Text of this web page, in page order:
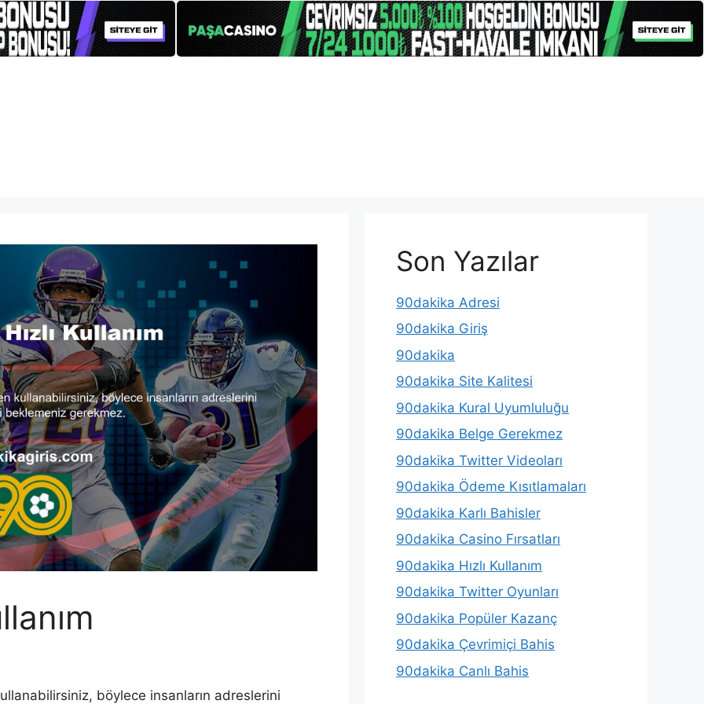
böylece insanların adreslerini
Son Yazılar
90dakika Adresi
90dakika Giriş
90dakika
90dakika Site Kalitesi
90dakika Kural Uyumluluğu
90dakika Belge Gerekmez
90dakika Twitter Videoları
90dakika Ödeme Kısıtlamaları
90dakika Karlı Bahisler
90dakika Casino Fırsatları
90dakika Hızlı Kullanım
90dakika Twitter Oyunları
90dakika Popüler Kazanç
90dakika Çevrimiçi Bahis
90dakika Canlı Bahis